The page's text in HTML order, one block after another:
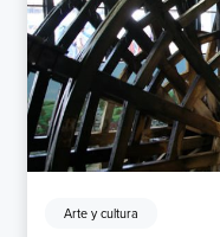
Arte y cultura